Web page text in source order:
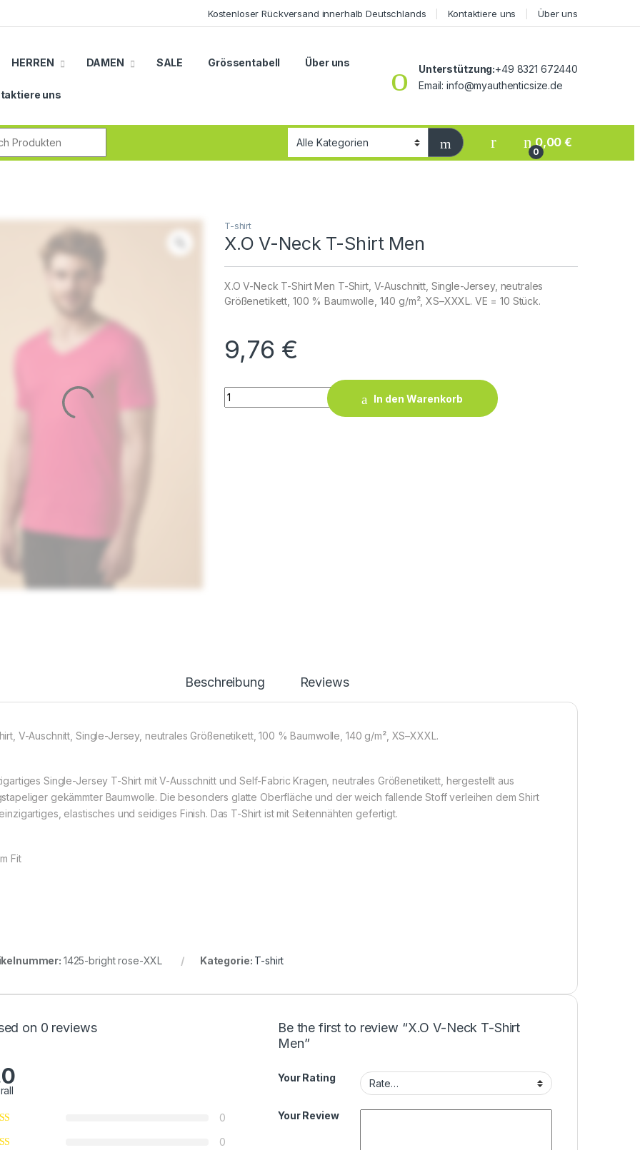
Kostenloser Rückversand innerhalb Deutschlands Kontaktiere uns Über uns
HERREN DAMEN SALE Grössentabell Über uns
uns
Unterstützung:+49 8321 672440
Email: info@myauthenticsize.de
0
0,00€
T-shirt
X.O V-Neck T-Shirt Men
X.O V-Neck T-Shirt Men T-Shirt, V-Auschnitt, Single-Jersey, neutrales
Größenetikett, 100 % Baumwolle, 140 g/m², XS–XXXL. VE = 10 Stück.
9,76 €
X.O V-Neck T-Shirt Men quantity
In den Warenkorb
Beschreibung Reviews
V-Auschnitt, Single-Jersey, neutrales Größenetikett, 100 % Baumwolle, 140 g/m², XS–XXXL.
Single-Jersey T-Shirt mit V-Ausschnitt und Self-Fabric Kragen, neutrales Größenetikett, hergestellt aus
gekämmter Baumwolle. Die besonders glatte Oberfläche und der weich fallende Stoff verleihen dem Shirt
elastisches und seidiges Finish. Das T-Shirt ist mit Seitennähten gefertigt.
Fit
1425-bright rose-XXL Kategorie: T-shirt
on 0 reviews
0
0
Be the first to review “X.O V-Neck T-Shirt
Men”
Your Rating
Your Review